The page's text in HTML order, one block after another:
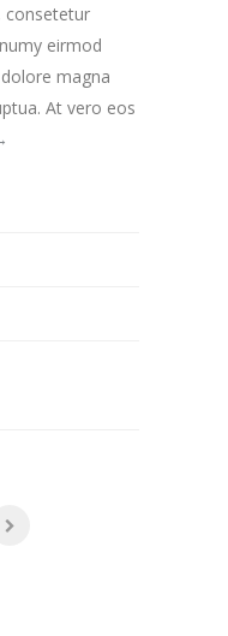
consetetur
eirmod
magna
At vero eos